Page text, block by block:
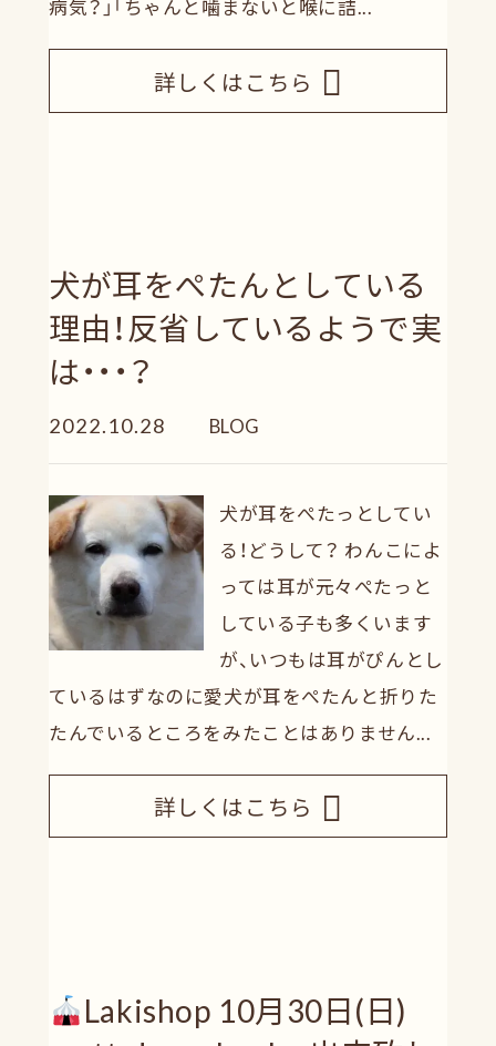
病気？」「ちゃんと噛まないと喉に詰...
詳しくはこちら
犬が耳をぺたんとしている
理由！反省しているようで実
は・・・？
2022.10.28 BLOG
犬が耳をぺたっとしてい
る！どうして？ わんこによ
っては耳が元々ぺたっと
している子も多くいます
が、いつもは耳がぴんとし
ているはずなのに愛犬が耳をぺたんと折りた
たんでいるところをみたことはありません...
詳しくはこちら
Lakishop 10月30日(日)